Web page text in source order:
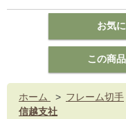
ホーム > フレーム切手
信越支社